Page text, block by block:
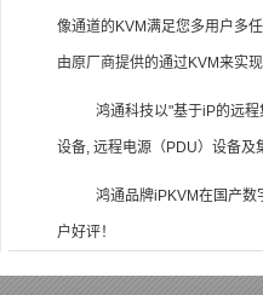
像通道的KVM满足您多用户多
由原厂商提供的通过KVM来实
鸿通科技以"基于iP的远
设备, 远程电源（PDU）设备及
鸿通品牌iPKVM在国产数
户好评！